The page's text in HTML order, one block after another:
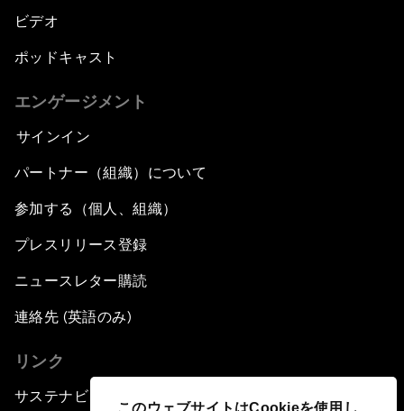
このウェブサイトはCookieを使用し
ビデオ
ポッドキャスト
エンゲージメント
サインイン
パートナー（組織）について
参加する（個人、組織）
プレスリリース登録
ニュースレター購読
連絡先 (英語のみ)
リンク
サステナビリティへの取り組み